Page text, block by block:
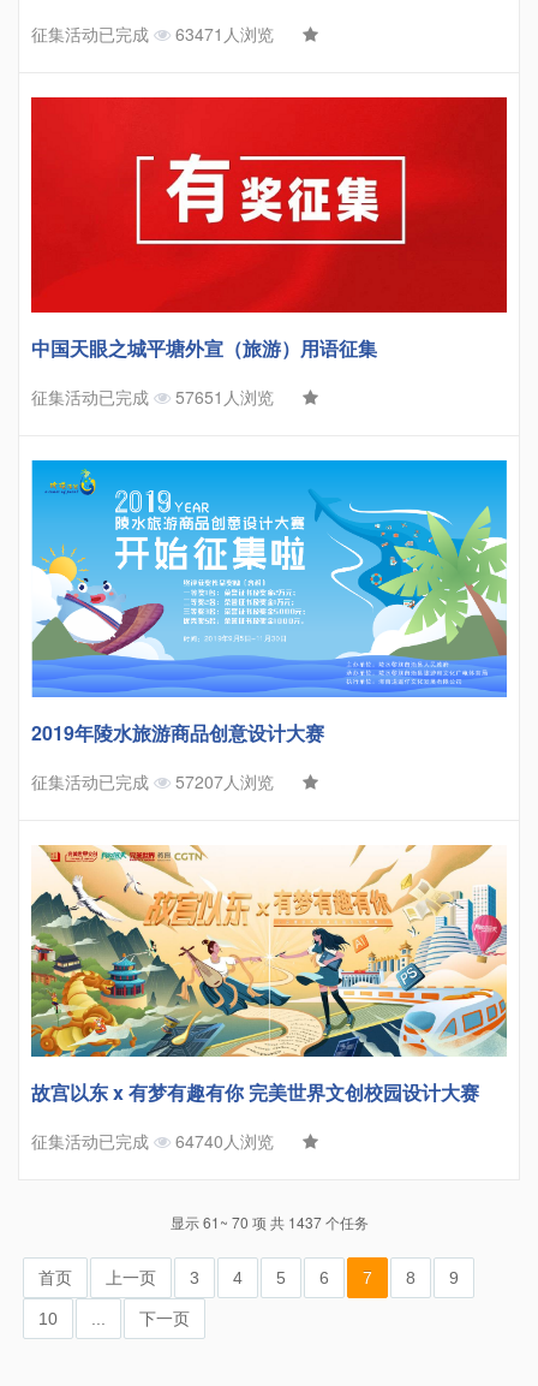
征集活动已完成 63471人浏览
中国天眼之城平塘外宣（旅游）用语征集
征集活动已完成 57651人浏览
2019年陵水旅游商品创意设计大赛
征集活动已完成 57207人浏览
故宫以东 x 有梦有趣有你 完美世界文创校园设计大赛
征集活动已完成 64740人浏览
显示 61~ 70 项 共 1437 个任务
首页 上一页 3 4 5 6 7 8 9
10 ... 下一页